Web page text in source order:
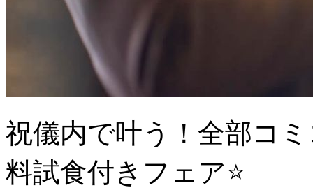
祝儀内で叶う！全部コ
料試食付きフェア⭐